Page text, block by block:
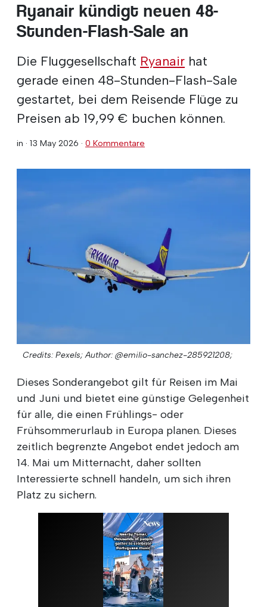
Ryanair kündigt neuen 48-
Stunden-Flash-Sale an
Die Fluggesellschaft Ryanair hat
gerade einen 48-Stunden-Flash-Sale
gestartet, bei dem Reisende Flüge zu
Preisen ab 19,99 € buchen können.
in · 13 May 2026 · 0 Kommentare
Credits: Pexels; Author: @emilio-sanchez-285921208;
Dieses Sonderangebot gilt für Reisen im Mai
und Juni und bietet eine günstige Gelegenheit
für alle, die einen Frühlings- oder
Frühsommerurlaub in Europa planen. Dieses
zeitlich begrenzte Angebot endet jedoch am
14. Mai um Mitternacht, daher sollten
Interessierte schnell handeln, um sich ihren
Platz zu sichern.